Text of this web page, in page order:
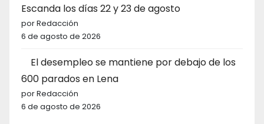
Escanda los días 22 y 23 de agosto
por Redacción
6 de agosto de 2026
El desempleo se mantiene por debajo de los
600 parados en Lena
por Redacción
6 de agosto de 2026